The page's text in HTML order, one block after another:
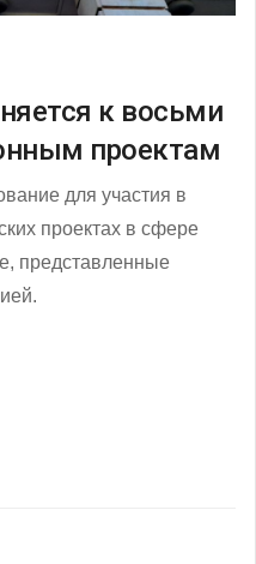
к восьми
проектам
для участия в
проектах в сфере
представленные